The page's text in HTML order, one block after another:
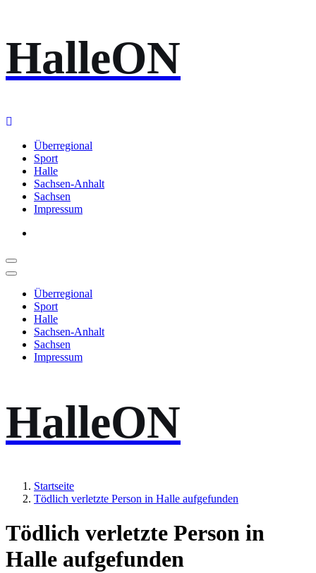
Inhalt
springen
HalleON
Überregional
Sport
Halle
Sachsen-Anhalt
Sachsen
Impressum
Überregional
Sport
Halle
Sachsen-Anhalt
Sachsen
Impressum
HalleON
Startseite
Tödlich verletzte Person in Halle aufgefunden
Tödlich verletzte Person in
Halle aufgefunden